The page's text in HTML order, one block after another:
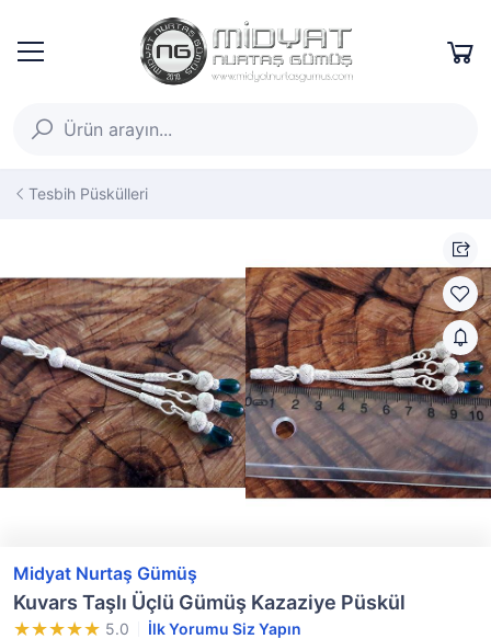
Tesbih Püskülleri
Midyat Nurtaş Gümüş
Kuvars Taşlı Üçlü Gümüş Kazaziye Püskül
5.0 İlk Yorumu Siz Yapın